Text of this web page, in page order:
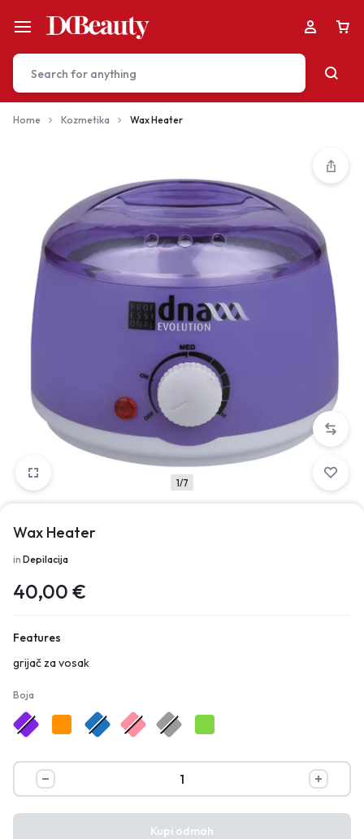
Don't miss out on great deals! Start shopping or
Sign in to view products added.
Shop What's New
Home Kozmetika Wax Heater
1/7
Wax Heater
in Depilacija
40,00 €
Features
grijač za vosak
Boja
Kupi odmah